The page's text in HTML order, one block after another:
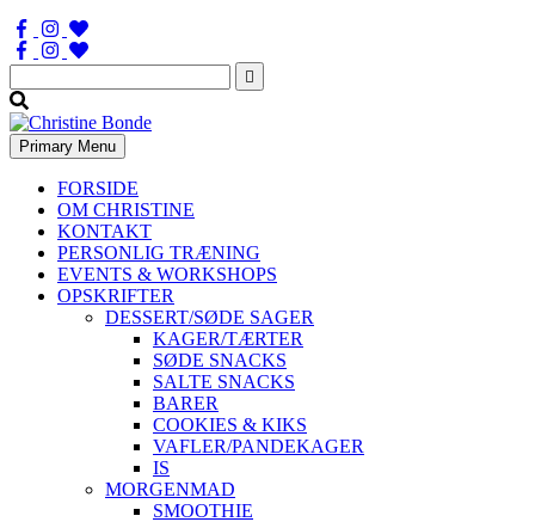
Søg
efter:
Primary Menu
FORSIDE
OM CHRISTINE
KONTAKT
PERSONLIG TRÆNING
EVENTS & WORKSHOPS
OPSKRIFTER
DESSERT/SØDE SAGER
KAGER/TÆRTER
SØDE SNACKS
SALTE SNACKS
BARER
COOKIES & KIKS
VAFLER/PANDEKAGER
IS
MORGENMAD
SMOOTHIE